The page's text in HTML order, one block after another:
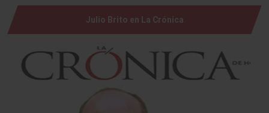
Julio Brito en La Crónica